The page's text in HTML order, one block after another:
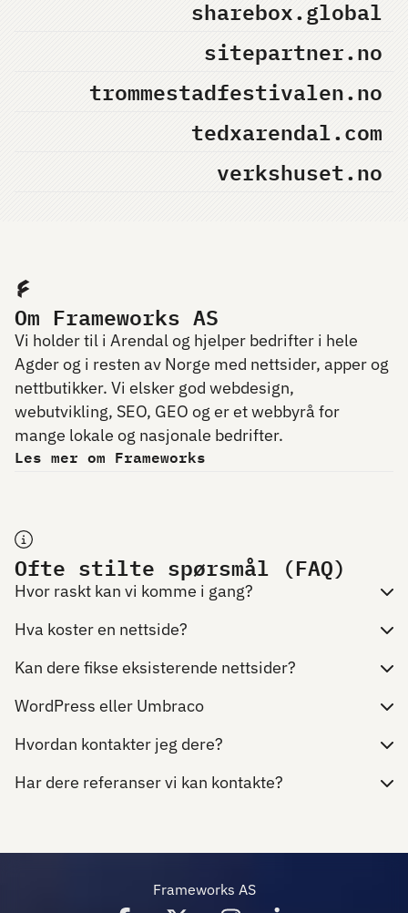
sharebox.global
sitepartner.no
trommestadfestivalen.no
tedxarendal.com
verkshuset.no
Om Frameworks AS
Vi holder til i Arendal og hjelper bedrifter i hele
Agder og i resten av Norge med nettsider, apper og
nettbutikker. Vi elsker god webdesign,
webutvikling, SEO, GEO og er et webbyrå for
mange lokale og nasjonale bedrifter.
Les mer om Frameworks
Ofte stilte spørsmål (FAQ)
Hvor raskt kan vi komme i gang?
Hva koster en nettside?
Kan dere fikse eksisterende nettsider?
WordPress eller Umbraco
Hvordan kontakter jeg dere?
Har dere referanser vi kan kontakte?
Frameworks AS